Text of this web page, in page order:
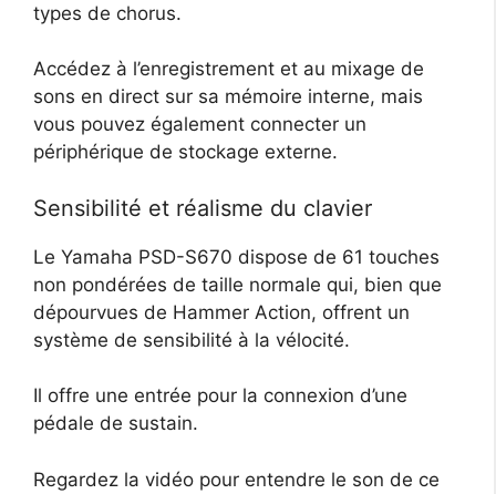
types de chorus.
Accédez à l’enregistrement et au mixage de
sons en direct sur sa mémoire interne, mais
vous pouvez également connecter un
périphérique de stockage externe.
Sensibilité et réalisme du clavier
Le Yamaha PSD-S670 dispose de 61 touches
non pondérées de taille normale qui, bien que
dépourvues de Hammer Action, offrent un
système de sensibilité à la vélocité.
Il offre une entrée pour la connexion d’une
pédale de sustain.
Regardez la vidéo pour entendre le son de ce